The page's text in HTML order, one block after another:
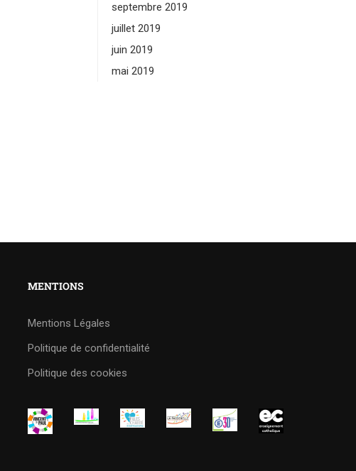
septembre 2019
juillet 2019
juin 2019
mai 2019
MENTIONS
Mentions Légales
Politique de confidentialité
Politique des cookies